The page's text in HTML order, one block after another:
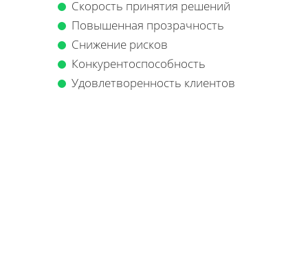
Скорость принятия решений
Повышенная прозрачность
Снижение рисков
Конкурентоспособность
Удовлетворенность клиентов